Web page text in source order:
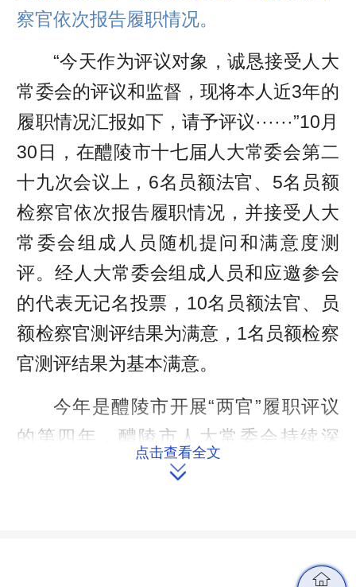
察官依次报告履职情况。
“今天作为评议对象，诚恳接受人大
常委会的评议和监督，现将本人近3年的
履职情况汇报如下，请予评议······”10月
30日，在醴陵市十七届人大常委会第二
十九次会议上，6名员额法官、5名员额
检察官依次报告履职情况，并接受人大
常委会组成人员随机提问和满意度测
评。经人大常委会组成人员和应邀参会
的代表无记名投票，10名员额法官、员
额检察官测评结果为满意，1名员额检察
官测评结果为基本满意。
今年是醴陵市开展“两官”履职评议
的第四年，醴陵市人大常委会持续深
化“两官”履职评议工作，着力提升人大
点击查看全文
